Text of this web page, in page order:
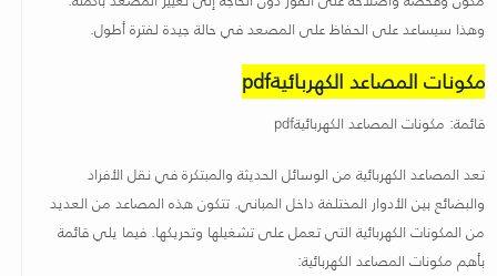
وهذا سيساعد على الحفاظ على المصعد في حالة جيدة لفترة أطول.
مكونات المصاعد الكهربائيةpdf
قائمة: مكونات المصاعد الكهربائيةpdf
تعد المصاعد الكهربائية من الوسائل الحديثة والمبتكرة في نقل الأفراد
والبضائع بين الأدوار المختلفة داخل المباني. تتكون هذه المصاعد من العديد
من المكونات الكهربائية التي تعمل على تشغيلها وتحريكها. فيما يلي قائمة
بأهم مكونات المصاعد الكهربائية: